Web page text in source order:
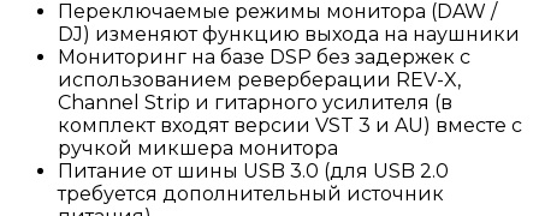
Переключаемые режимы монитора (DAW /
DJ) изменяют функцию выхода на наушники
Мониторинг на базе DSP без задержек с
использованием реверберации REV-X,
Channel Strip и гитарного усилителя (в
комплект входят версии VST 3 и AU) вместе с
ручкой микшера монитора
Питание от шины USB 3.0 (для USB 2.0
требуется дополнительный источник